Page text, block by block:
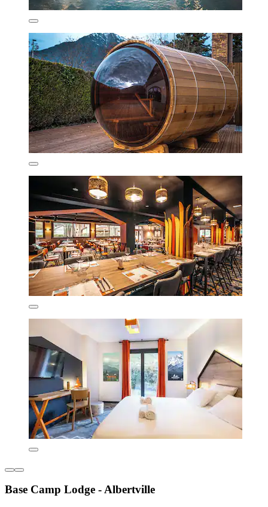
Base Camp Lodge - Albertville